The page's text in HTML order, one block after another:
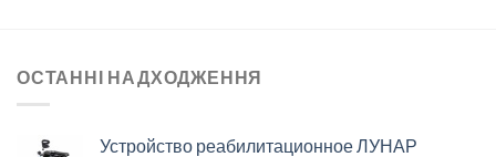
ОСТАННІ НАДХОДЖЕННЯ
Устройство реабилитационное ЛУНАР